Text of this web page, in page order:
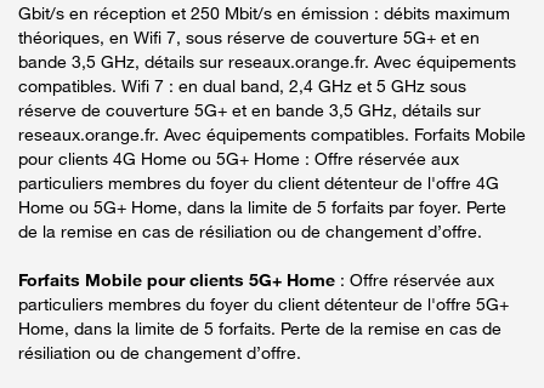
Gbit/s en réception et 250 Mbit/s en émission : débits maximum
théoriques, en Wifi 7, sous réserve de couverture 5G+ et en
bande 3,5 GHz, détails sur reseaux.orange.fr. Avec équipements
compatibles. Wifi 7 : en dual band, 2,4 GHz et 5 GHz sous
réserve de couverture 5G+ et en bande 3,5 GHz, détails sur
reseaux.orange.fr. Avec équipements compatibles. Forfaits Mobile
pour clients 4G Home ou 5G+ Home : Offre réservée aux
particuliers membres du foyer du client détenteur de l'offre 4G
Home ou 5G+ Home, dans la limite de 5 forfaits par foyer. Perte
de la remise en cas de résiliation ou de changement d’offre.
Forfaits Mobile pour clients 5G+ Home : Offre réservée aux
particuliers membres du foyer du client détenteur de l'offre 5G+
Home, dans la limite de 5 forfaits. Perte de la remise en cas de
résiliation ou de changement d’offre.